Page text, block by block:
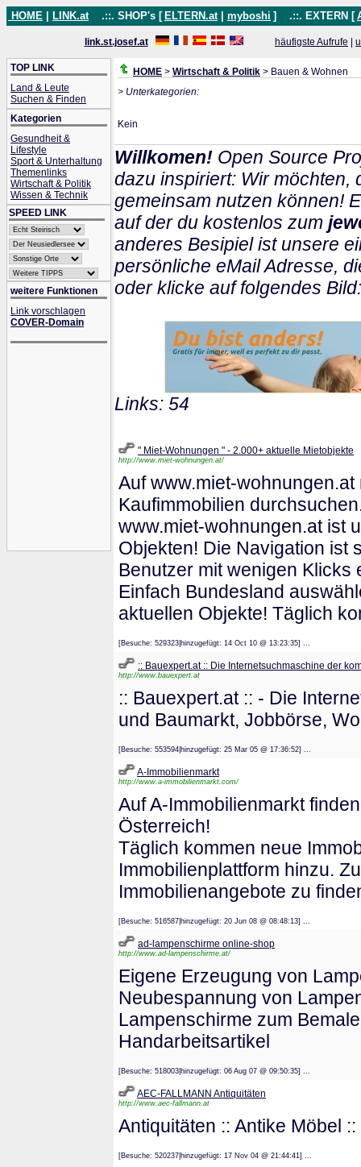
HOME LINK.at .::. SHOP's [ ELTERN.at myboshi ] .::. EXTERN [
link.st.josef.at häufigste Aufrufe
TOP LINK
Land & Leute
Suchen & Finden
Kategorien
Gesundheit &
Lifestyle
Sport & Unterhaltung
Themenlinks
Wirtschaft & Politik
Wissen & Technik
SPEED LINK
weitere Funktionen
Link vorschlagen
COVER-Domain
HOME > Wirtschaft & Politik > Bauen & Wohnen
> Unterkategorien:
Kein
Willkomen! Open Source
dazu inspiriert: Wir möchten,
gemeinsam nutzen können!
auf der du kostenlos zum
anderes Besipiel ist unsere
persönliche eMail Adresse,
oder klicke auf folgendes Bild:
Links: 54
" Miet-Wohnungen " - 2.000+ aktuelle Mietobjekte
http://www.miet-wohnungen.at/
Auf www.miet-
Kaufimmobilien
www.miet-wohnungen.at ist
Objekten! Die Navigation ist
Benutzer mit wenigen Klicks
Einfach Bundesland
aktuellen Objekte! Täglich
[Besuche: 529323|hinzugefügt: 14 Oct 10 @ 13:23:35] ...
:: Bauexpert.at :: Die Internetsuchmaschine der
http://www.bauexpert.at
:: Bauexpert.at :: - Die
und Baumarkt, Jobbörse,
[Besuche: 553594|hinzugefügt: 25 Mar 05 @ 17:36:52] ...
A-Immobilienmarkt
http://www.a-immobilienmarkt.com/
Auf A-Immobilienmarkt
Österreich!
Täglich kommen neue
Immobilienplattform hinzu.
Immobilienangebote zu
[Besuche: 516587|hinzugefügt: 20 Jun 08 @ 08:48:13] ...
ad-lampenschirme online-shop
http://www.ad-lampenschirme.at/
Eigene Erzeugung von
Neubespannung von
Lampenschirme zum
Handarbeitsartikel
[Besuche: 518003|hinzugefügt: 06 Aug 07 @ 09:50:35] ...
AEC-FALLMANN Antiquitäten
http://www.aec-fallmann.at
Antiquitäten :: Antike Möbel
[Besuche: 520237|hinzugefügt: 17 Nov 04 @ 21:44:41] ...